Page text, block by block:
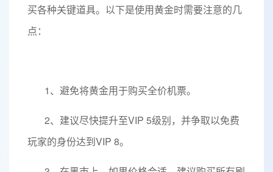
买各种关键道具。以下是使用黄金时需要注意的几
点：
1、避免将黄金用于购买全价机票。
2、建议尽快提升至VIP 5级别，并争取以免费
玩家的身份达到VIP 8。